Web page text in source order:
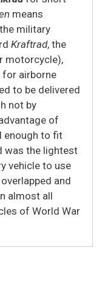
means
military
Kraftrad, the
motorcycle),
airborne
to be delivered
not by
of
enough to fit
was the lightest
vehicle to use
and
almost all
of World War